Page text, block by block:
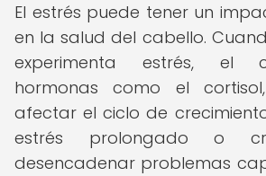
El estrés puede tener un
en la salud del cabello.
experimenta estrés, el
hormonas como el
afectar el ciclo de
estrés prolongado o
desencadenar problemas